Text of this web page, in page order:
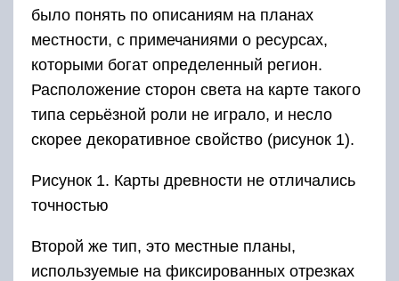
было понять по описаниям на планах
местности, с примечаниями о ресурсах,
которыми богат определенный регион.
Расположение сторон света на карте такого
типа серьёзной роли не играло, и несло
скорее декоративное свойство (рисунок 1).
Рисунок 1. Карты древности не отличались
точностью
Второй же тип, это местные планы,
используемые на фиксированных отрезках